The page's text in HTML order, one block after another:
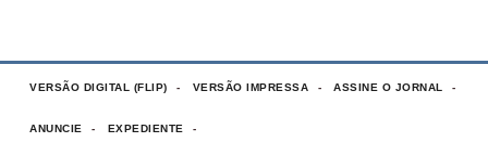
VERSÃO DIGITAL (FLIP) VERSÃO IMPRESSA ASSINE O JORNAL
ANUNCIE EXPEDIENTE